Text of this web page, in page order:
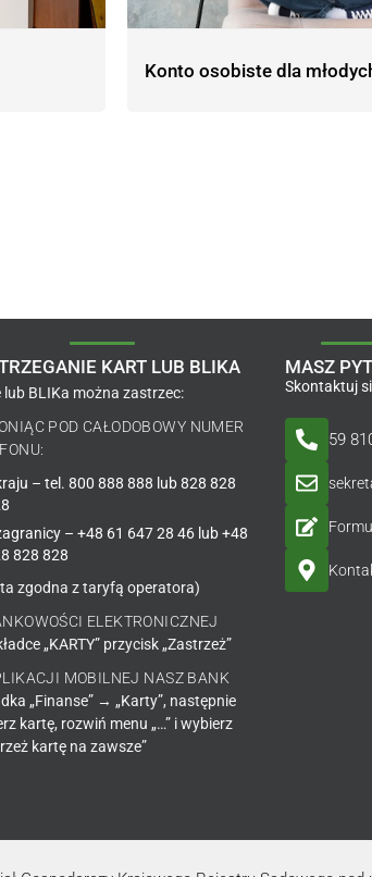
Konto osobiste dla
KART LUB BLIKA
lub BLIKa można zastrzec:
POD CAŁODOBOWY NUMER
– tel. 800 888 888 lub 828 828
– +48 61 647 28 46 lub +48
828 828
zgodna z taryfą operatora)
ELEKTRONICZNEJ
„KARTY” przycisk „Zastrzeż”
MOBILNEJ NASZ BANK
„Finanse” → „Karty”, następnie
kartę, rozwiń menu „…” i wybierz
kartę na zawsze”
MASZ
Skontaktuj
59